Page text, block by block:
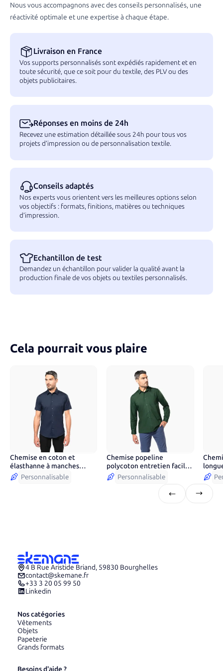
Nous vous accompagnons avec des conseils personnalisés, une
réactivité optimale et une expertise à chaque étape.
Livraison en France
Vos supports personnalisés sont expédiés rapidement et en
toute sécurité, que ce soit pour du textile, des PLV ou des
objets publicitaires.
Réponses en moins de 24h
Recevez une estimation détaillée sous 24h pour tous vos
projets d’impression ou de personnalisation textile.
Conseils adaptés
Nos experts vous orientent vers les meilleures options selon
vos objectifs : formats, finitions, matières ou techniques
d’impression.
Echantillon de test
Demandez un échantillon pour valider la qualité avant la
production finale de vos objets ou textiles personnalisés.
Cela pourrait vous plaire
6couleurs
Chemise en coton et
élasthanne à manches
courtesPersonnalisable
29couleurs
Chemise popeline
polycoton entretien facile
hommePersonnalisable
4
4 B Rue Aristide Briand, 59830 Bourghelles
contact@skemane.fr
+33 3 20 05 99 50
Linkedin
Nos catégories
Vêtements
Objets
Papeterie
Grands formats
Besoins d'aide ?